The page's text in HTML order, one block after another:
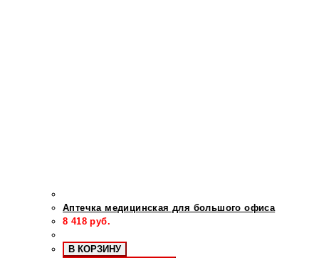
Аптечка медицинская для большого офиса
8 418 руб.
В КОРЗИНУ